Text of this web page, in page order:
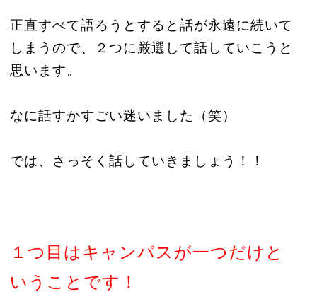
正直すべて語ろうとすると話が永遠に続いて
しまうので、２つに厳選して話していこうと
思います。
なに話すかすごい迷いました（笑）
では、さっそく話していきましょう！！
１つ目はキャンパスが一つだけと
いうことです！